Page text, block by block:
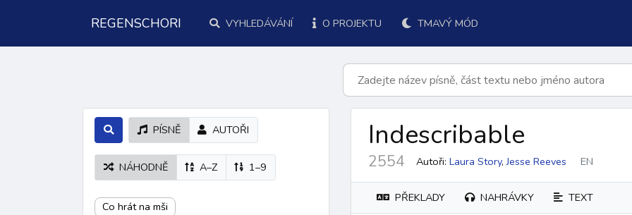
REGENSCHORI VYHLEDÁVÁNÍ O PROJEKTU TMAVÝ MÓD
PÍSNĚ AUTOŘI
NÁHODNĚ A–Z 1–9
Co hrát na mši
Indescribable
2554 Autoři: Laura Story, Jesse Reeves EN
PŘEKLADY NAHRÁVKY TEXT